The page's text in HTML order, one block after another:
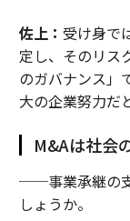
佐上： 受け身で
定し、そのリス
のガバナンス」
大の企業努力だ
M&Aは社会
──事業承継の
しょうか。